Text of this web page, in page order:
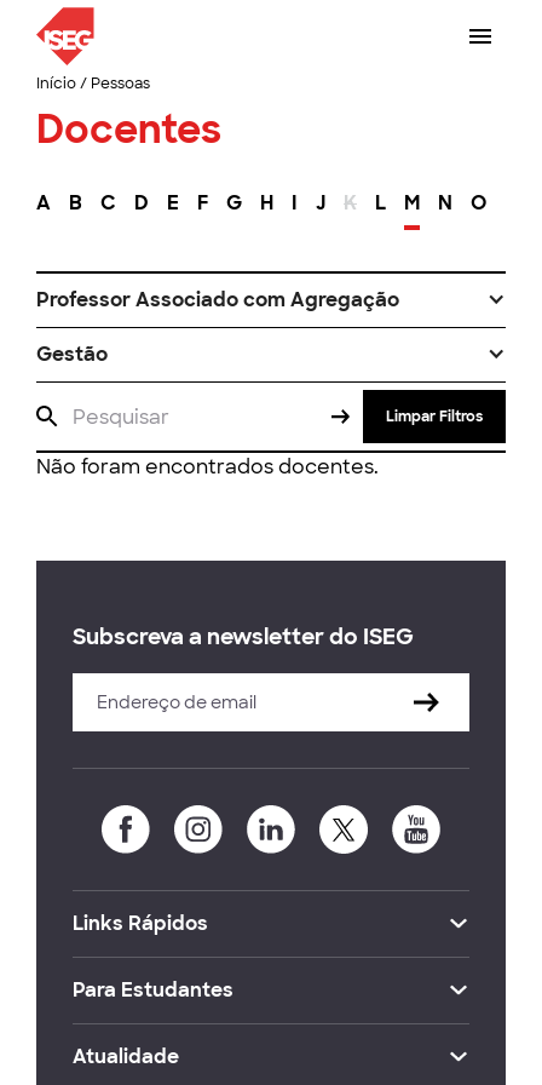
Início/ Pessoas
Docentes
A B C D E F G H I J K L M N O
Professor Associado com Agregação
Gestão
Limpar Filtros
Não foram encontrados docentes.
Subscreva a newsletter do ISEG
Links Rápidos
Para Estudantes
Atualidade